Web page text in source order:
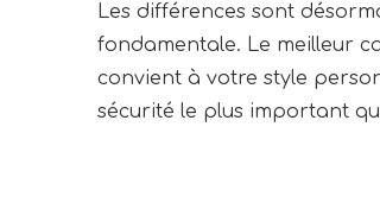
Les différences sont
fondamentale. Le meilleur
convient à votre style
sécurité le plus important